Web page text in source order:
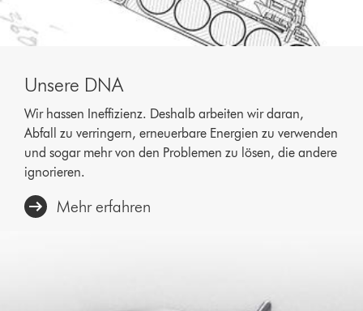
Unsere DNA
Wir hassen Ineffizienz. Deshalb arbeiten wir daran,
Abfall zu verringern, erneuerbare Energien zu verwenden
und sogar mehr von den Problemen zu lösen, die andere
ignorieren.
Mehr erfahren